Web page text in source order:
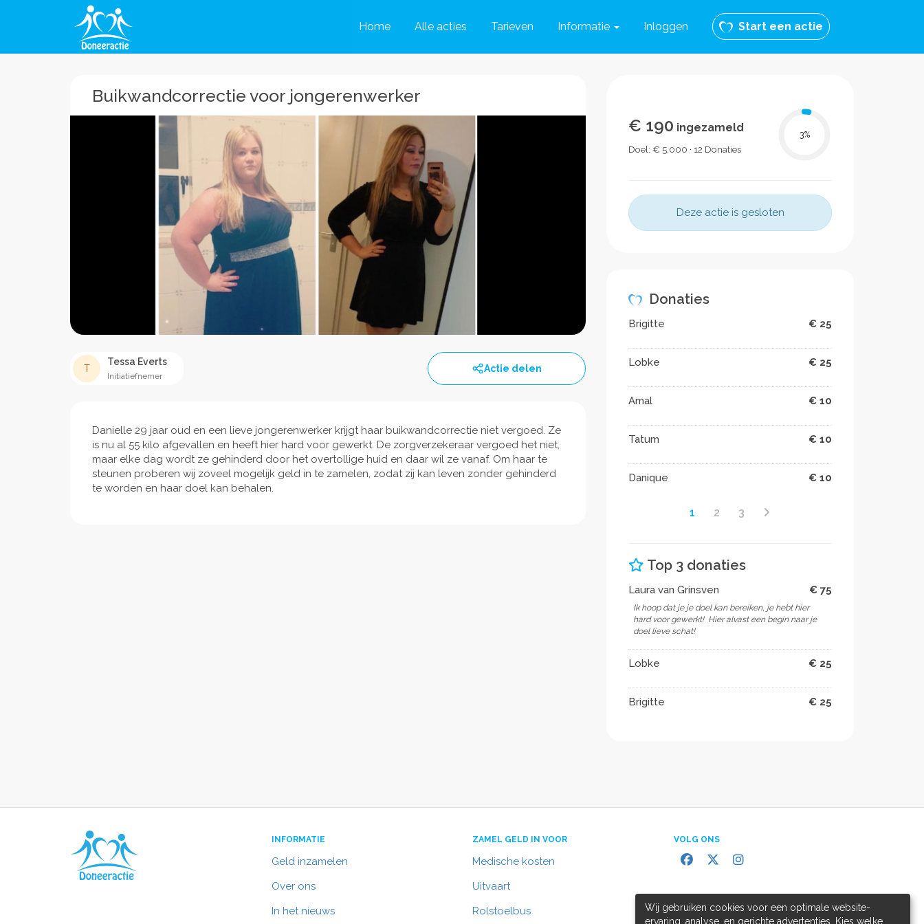
Home Alle acties Tarieven Informatie Inloggen Start een actie
Buikwandcorrectie voor jongerenwerker
T
Tessa Everts
Initiatiefnemer
Actie delen
Danielle 29 jaar oud en een lieve jongerenwerker krijgt haar buikwandcorrectie niet vergoed. Ze
is nu al 55 kilo afgevallen en heeft hier hard voor gewerkt. De zorgverzekeraar vergoed het niet,
maar elke dag wordt ze gehinderd door het overtollige huid en daar wil ze vanaf. Om haar te
steunen proberen wij zoveel mogelijk geld in te zamelen, zodat zij kan leven zonder gehinderd
te worden en haar doel kan behalen.
€ 190 ingezameld
Doel: € 5.000 · 12 Donaties
3%
Deze actie is gesloten
Donaties
Brigitte € 25
Lobke € 25
Amal € 10
Tatum € 10
Danique € 10
1 2 3
Top 3 donaties
Laura van Grinsven € 75
Ik hoop dat je je doel kan bereiken, je hebt hier
hard voor gewerkt! ️ Hier alvast een begin naar je
doel lieve schat!
Lobke € 25
Brigitte € 25
INFORMATIE
Geld inzamelen
Over ons
In het nieuws
ZAMEL GELD IN VOOR
Medische kosten
Uitvaart
Rolstoelbus
VOLG ONS
Wij gebruiken cookies voor een optimale website-
ervaring, analyse, en gerichte advertenties. Kies welke